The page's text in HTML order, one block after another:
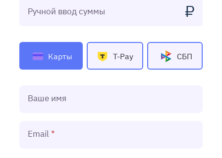
Ручной ввод суммы ₽
Карты T-Pay СБП
Ваше имя
Email